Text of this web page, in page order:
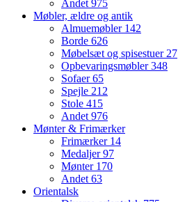
Andet975
Møbler, ældre og antik
Almuemøbler 142
Borde 626
Møbelsæt og spisestuer27
Opbevaringsmøbler348
Sofaer65
Spejle 212
Stole 415
Andet976
Mønter & Frimærker
Frimærker 14
Medaljer97
Mønter 170
Andet63
Orientalsk